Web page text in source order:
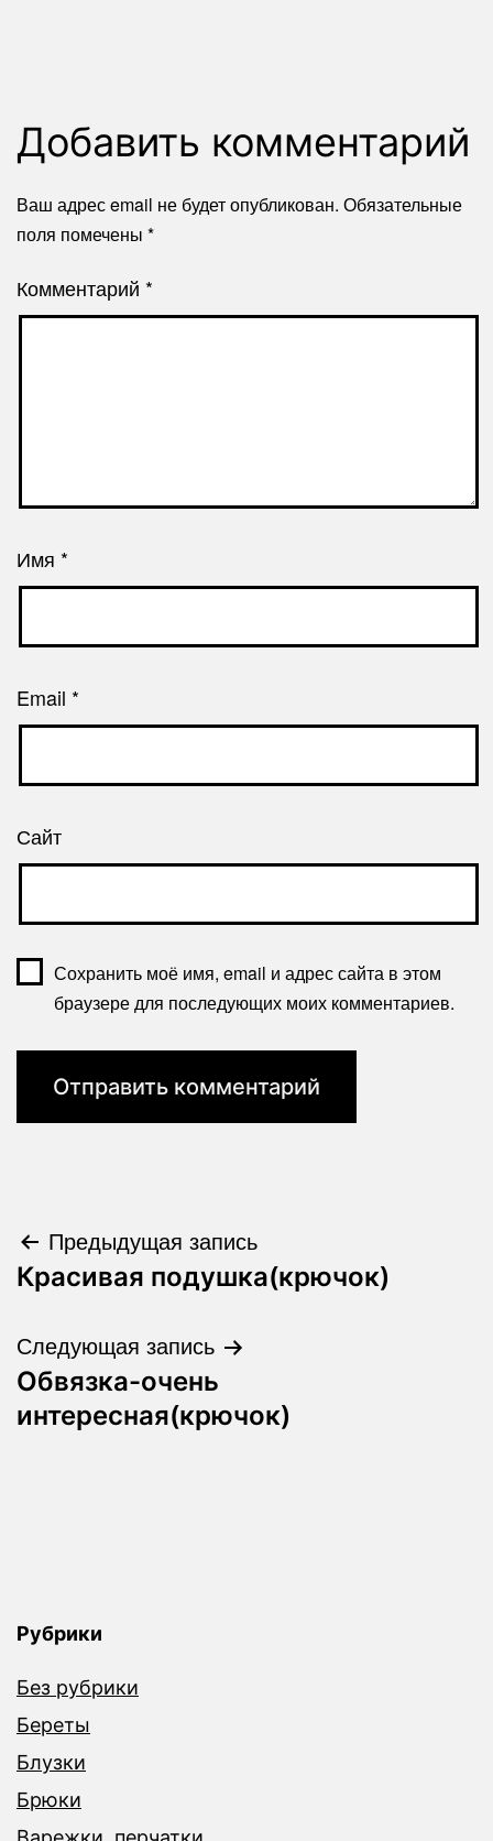
Добавить комментарий
Ваш адрес email не будет опубликован. Обязательные
поля помечены *
Комментарий *
Имя *
Email *
Сайт
Сохранить моё имя, email и адрес сайта в этом
браузере для последующих моих комментариев.
Навигация
по
записям
Предыдущая запись
Красивая подушка(крючок)
Следующая запись
Обвязка-очень
интересная(крючок)
Рубрики
Без рубрики
Береты
Блузки
Брюки